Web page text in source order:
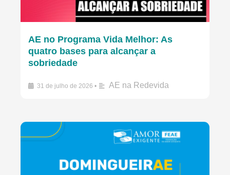
AE no Programa Vida Melhor: As
quatro bases para alcançar a
sobriedade
31 de julho de 2026 • AE na Redevida